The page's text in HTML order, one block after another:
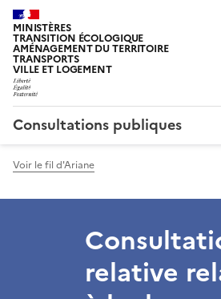
MINISTÈRES
TRANSITION ÉCOLOGIQUE
AMÉNAGEMENT DU TERRITOIRE
TRANSPORTS
VILLE ET LOGEMENT
Consultations publiques
Voir le fil d'Ariane
relative